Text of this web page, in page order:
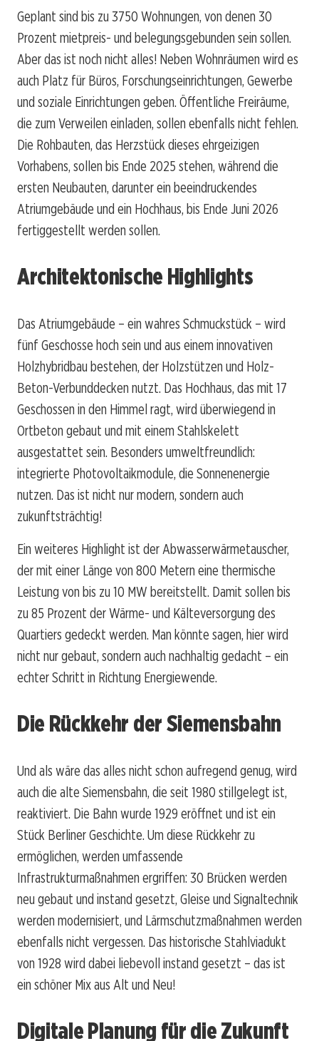
Geplant sind bis zu 3750 Wohnungen, von denen 30
Prozent mietpreis- und belegungsgebunden sein sollen.
Aber das ist noch nicht alles! Neben Wohnräumen wird es
auch Platz für Büros, Forschungseinrichtungen, Gewerbe
und soziale Einrichtungen geben. Öffentliche Freiräume,
die zum Verweilen einladen, sollen ebenfalls nicht fehlen.
Die Rohbauten, das Herzstück dieses ehrgeizigen
Vorhabens, sollen bis Ende 2025 stehen, während die
ersten Neubauten, darunter ein beeindruckendes
Atriumgebäude und ein Hochhaus, bis Ende Juni 2026
fertiggestellt werden sollen.
Architektonische Highlights
Das Atriumgebäude – ein wahres Schmuckstück – wird
fünf Geschosse hoch sein und aus einem innovativen
Holzhybridbau bestehen, der Holzstützen und Holz-
Beton-Verbunddecken nutzt. Das Hochhaus, das mit 17
Geschossen in den Himmel ragt, wird überwiegend in
Ortbeton gebaut und mit einem Stahlskelett
ausgestattet sein. Besonders umweltfreundlich:
integrierte Photovoltaikmodule, die Sonnenenergie
nutzen. Das ist nicht nur modern, sondern auch
zukunftsträchtig!
Ein weiteres Highlight ist der Abwasserwärmetauscher,
der mit einer Länge von 800 Metern eine thermische
Leistung von bis zu 10 MW bereitstellt. Damit sollen bis
zu 85 Prozent der Wärme- und Kälteversorgung des
Quartiers gedeckt werden. Man könnte sagen, hier wird
nicht nur gebaut, sondern auch nachhaltig gedacht – ein
echter Schritt in Richtung Energiewende.
Die Rückkehr der Siemensbahn
Und als wäre das alles nicht schon aufregend genug, wird
auch die alte Siemensbahn, die seit 1980 stillgelegt ist,
reaktiviert. Die Bahn wurde 1929 eröffnet und ist ein
Stück Berliner Geschichte. Um diese Rückkehr zu
ermöglichen, werden umfassende
Infrastrukturmaßnahmen ergriffen: 30 Brücken werden
neu gebaut und instand gesetzt, Gleise und Signaltechnik
werden modernisiert, und Lärmschutzmaßnahmen werden
ebenfalls nicht vergessen. Das historische Stahlviadukt
von 1928 wird dabei liebevoll instand gesetzt – das ist
ein schöner Mix aus Alt und Neu!
Digitale Planung für die Zukunft